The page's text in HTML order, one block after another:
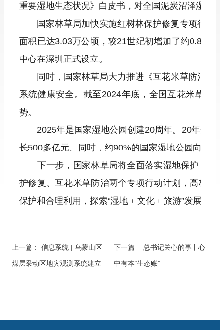
重要湿地生态状况》白皮书，对全国泥炭沼泽湿地
国家林草局加快实施红树林保护修复专项行动
面积已达3.03万公顷，较21世纪初增加了约0.83
中心在深圳正式设立。
同时，国家林草局大力推进《互花米草防治专
系统健康安全。截至2024年底，全国互花米草除
势。
2025年是国家湿地公园创建20周年。20年来，
长500多亿元。同时，约90%的国家湿地公园向公
下一步，国家林草局将全面落实湿地保护，推
护修复、互花米草防治两个专项行动计划，高标
保护和合理利用，探索“湿地﹢文化﹢旅游”发展模
上一篇：
信息系统 | 乌蒙山区
煤层采动区地灾观测系统建立
下一篇：
总书记关心的事丨心
中有本“生态账”